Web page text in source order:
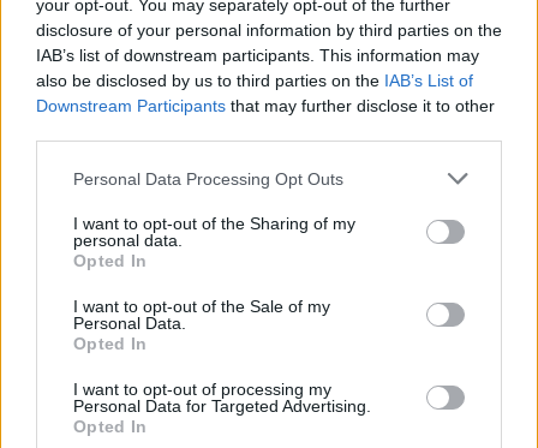
your opt-out. You may separately opt-out of the further
disclosure of your personal information by third parties on the
IAB’s list of downstream participants. This information may
also be disclosed by us to third parties on the IAB’s List of
Downstream Participants that may further disclose it to other
Personal Data Processing Opt Outs
I want to opt-out of the Sharing of my
personal data.
Opted In
I want to opt-out of the Sale of my
Personal Data.
Opted In
I want to opt-out of processing my
Personal Data for Targeted Advertising.
Opted In